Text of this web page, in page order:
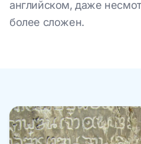
английском, даже
более сложен.